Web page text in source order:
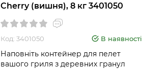
Cherry (вишня), 8 кг 3401050
Код: 3401050 В наявності
Наповніть контейнер для пелет
вашого гриля з деревних гранул